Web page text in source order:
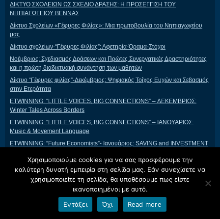
ΔΙΚΤΥΟ ΣΧΟΛΕΙΩΝ ΩΣ ΣΧΕΔΙΟ ΔΡΑΣΗΣ: Η ΠΡΟΣΕΓΓΙΣΗ ΤΟΥ
ΝΗΠΙΑΓΩΓΕΙΟΥ ΒΕΝΝΑΣ
Δίκτυο Σχολείων «Γέφυρες Φιλίας»: Μια πρωτοβουλία του Νηπιαγωγείου
μας
Δίκτυο σχολείων-“Γέφυρες Φιλίας”: Αφετηρία-Όραμα-Στόχοι
Νοέμβριος: Σχεδιασμός Δράσεων και Πρώτες Συνεργατικές Δραστηριότητες
και η πρώτη διαδικτυακή συνάντηση των μαθητών
Δίκτυο “Γέφυρες φιλίας”-Δεκέμβριος: Ψηφιακός Τοίχος Ευχών και Σεβασμός
στην Ετερότητα
ETWINNING: “LITTLE VOICES, BIG CONNECTIONS” – ΔΕΚΕΜΒΡΙΟΣ:
Winter Tales Across Borders
ETWINNING: “LITTLE VOICES, BIG CONNECTIONS” – ΙΑΝΟΥΑΡΙΟΣ:
Music & Movement Language
ETWINNING: “Future Economists”- Ιανουάριος: SAVING and INVESTMENT
ETWINNING: “Future Economists”- Ομαδικές Δημιουργίες
ETWINNING: “Future Economists”-Κλείσιμο έργου
ETWINNING: “LITTLE VOICES, BIG CONNECTIONS” – ΦΕΒΡΟΥΑΡΙΟΣ:
Building Bridges of Friendship
ETWINNING: “LITTLE VOICES, BIG CONNECTIONS” – ΦΕΒΡΟΥΑΡΙΟΣ:
Χρησιμοποιούμε cookies για να σας προσφέρουμε την
καλύτερη δυνατή εμπειρία στη σελίδα μας. Εάν συνεχίσετε να
χρησιμοποιείτε τη σελίδα, θα υποθέσουμε πως είστε
ικανοποιημένοι με αυτό.
Εντάξει
Όχι Read more